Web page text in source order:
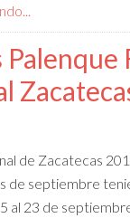
de Zacatecas
de septiembre
al 23 de